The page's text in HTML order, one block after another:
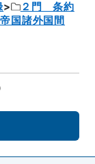
２門 条約
国諸外国間